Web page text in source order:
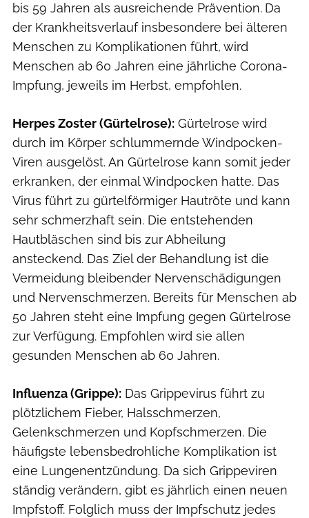
bis 59 Jahren als ausreichende Prävention. Da
der Krankheitsverlauf insbesondere bei älteren
Menschen zu Komplikationen führt, wird
Menschen ab 60 Jahren eine jährliche Corona-
Impfung, jeweils im Herbst, empfohlen.
Herpes Zoster (Gürtelrose): Gürtelrose wird
durch im Körper schlummernde Windpocken-
Viren ausgelöst. An Gürtelrose kann somit jeder
erkranken, der einmal Windpocken hatte. Das
Virus führt zu gürtelförmiger Hautröte und kann
sehr schmerzhaft sein. Die entstehenden
Hautbläschen sind bis zur Abheilung
ansteckend. Das Ziel der Behandlung ist die
Vermeidung bleibender Nervenschädigungen
und Nervenschmerzen. Bereits für Menschen ab
50 Jahren steht eine Impfung gegen Gürtelrose
zur Verfügung. Empfohlen wird sie allen
gesunden Menschen ab 60 Jahren.
Influenza (Grippe): Das Grippevirus führt zu
plötzlichem Fieber, Halsschmerzen,
Gelenkschmerzen und Kopfschmerzen. Die
häufigste lebensbedrohliche Komplikation ist
eine Lungenentzündung. Da sich Grippeviren
ständig verändern, gibt es jährlich einen neuen
Impfstoff. Folglich muss der Impfschutz jedes